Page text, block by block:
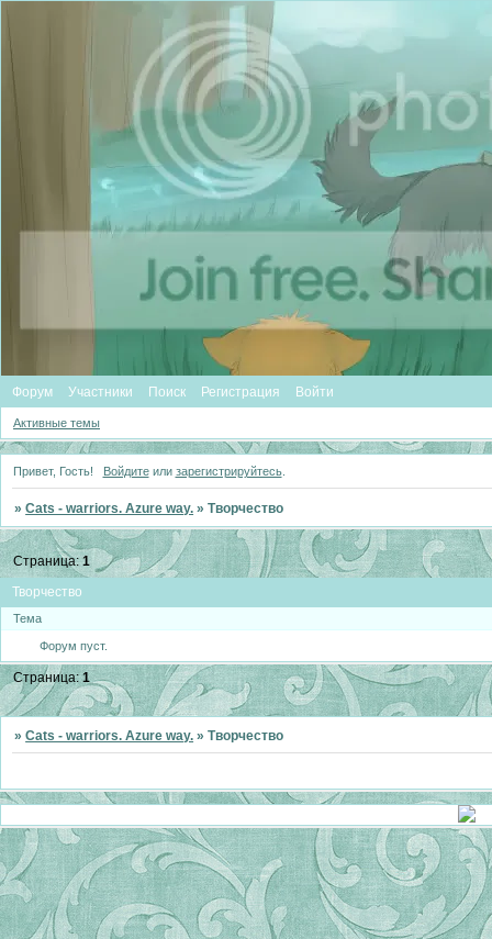
Форум Участники Поиск Регистрация Войти
Активные темы
Привет, Гость! Войдитеили зарегистрируйтесь.
»Cats - warriors. Azure way. »Творчество
Творчество
Страница:1
Тема
Форум пуст.
Страница:1
»Cats - warriors. Azure way. »Творчество